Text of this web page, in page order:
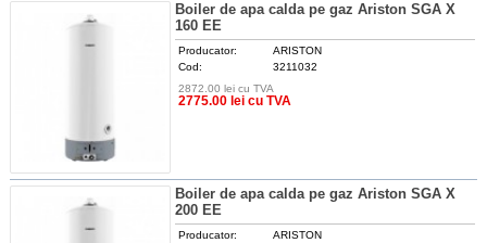
Boiler de apa calda pe gaz Ariston SGA X
160 EE
Producator:
ARISTON
Cod:
3211032
2872.00 lei cu TVA
2775.00 lei cu TVA
Boiler de apa calda pe gaz Ariston SGA X
200 EE
Producator:
ARISTON